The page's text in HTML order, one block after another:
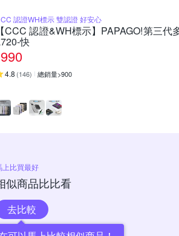
認證WH標示 雙認證 好安心
CCC 認證&WH標示】PAPAGO!第三
快
990
4.8 (146) 總銷量>900
上比買最好
似商品比比看
去比較